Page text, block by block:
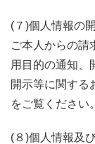
(７)個人情報の
ご本人からの請
用目的の通知、
開示等に関する
をご覧ください。
(８)個人情報及